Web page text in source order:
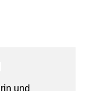
und